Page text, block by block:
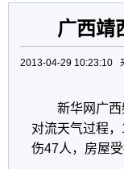
广西靖
2013-04-29 10:23:10
新华网广
对流天气过程
伤47人，房屋受